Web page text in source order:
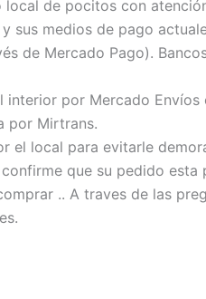
local de pocitos con
sus medios de pago
de Mercado Pago).
por Mercado Envíos
por Mirtrans.
el local para evitarle
que su pedido esta
.. A traves de las